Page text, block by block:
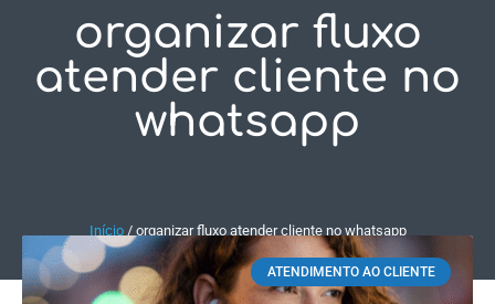
Fale Conosco
organizar fluxo
atender cliente no
whatsapp
Início/ organizar fluxo atender cliente no whatsapp
ATENDIMENTO AO CLIENTE